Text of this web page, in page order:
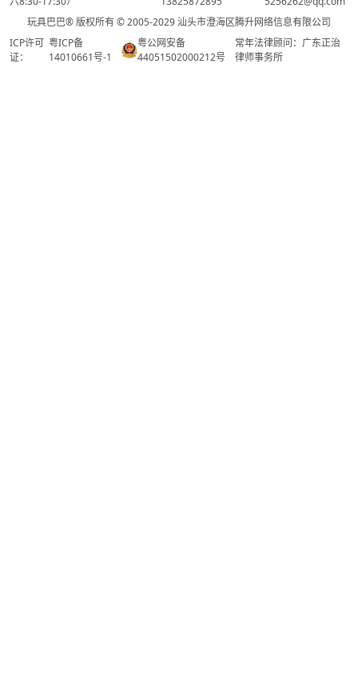
玩具巴巴® 版权所有 © 2005-2029 汕头市澄海区腾升网络信息有限公司
ICP许可
证：
粤ICP备
14010661号-1
粤公网安备
44051502000212号
常年法律顾问：广东正治
律师事务所